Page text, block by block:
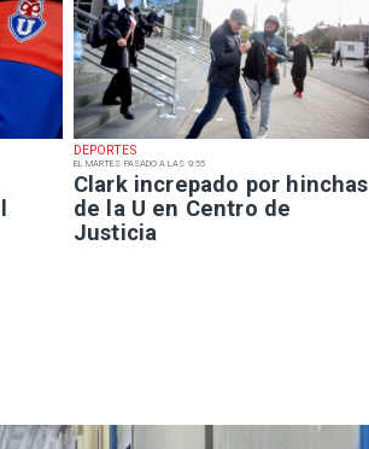
DEPORTES
EL MARTES PASADO A LAS 9:55
Clark increpado por hinchas
de la U en Centro de
Justicia